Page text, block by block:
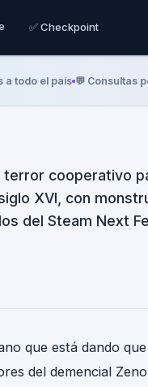
✅ Checkpoint
el país 💬 Consultas por
mete
la
terror cooperativo
XVI, con
del Steam Next
que está dando que
del demencial Zeno